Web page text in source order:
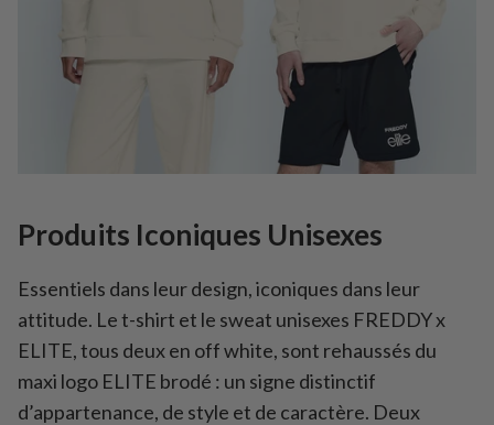
Produits Iconiques Unisexes
Essentiels dans leur design, iconiques dans leur
attitude. Le t-shirt et le sweat unisexes FREDDY x
ELITE, tous deux en off white, sont rehaussés du
maxi logo ELITE brodé : un signe distinctif
d’appartenance, de style et de caractère. Deux